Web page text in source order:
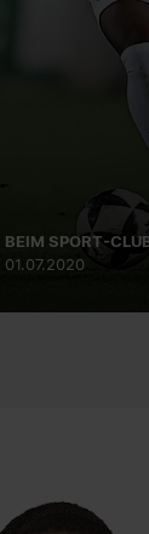
BEIM SPORT-
01.07.2020